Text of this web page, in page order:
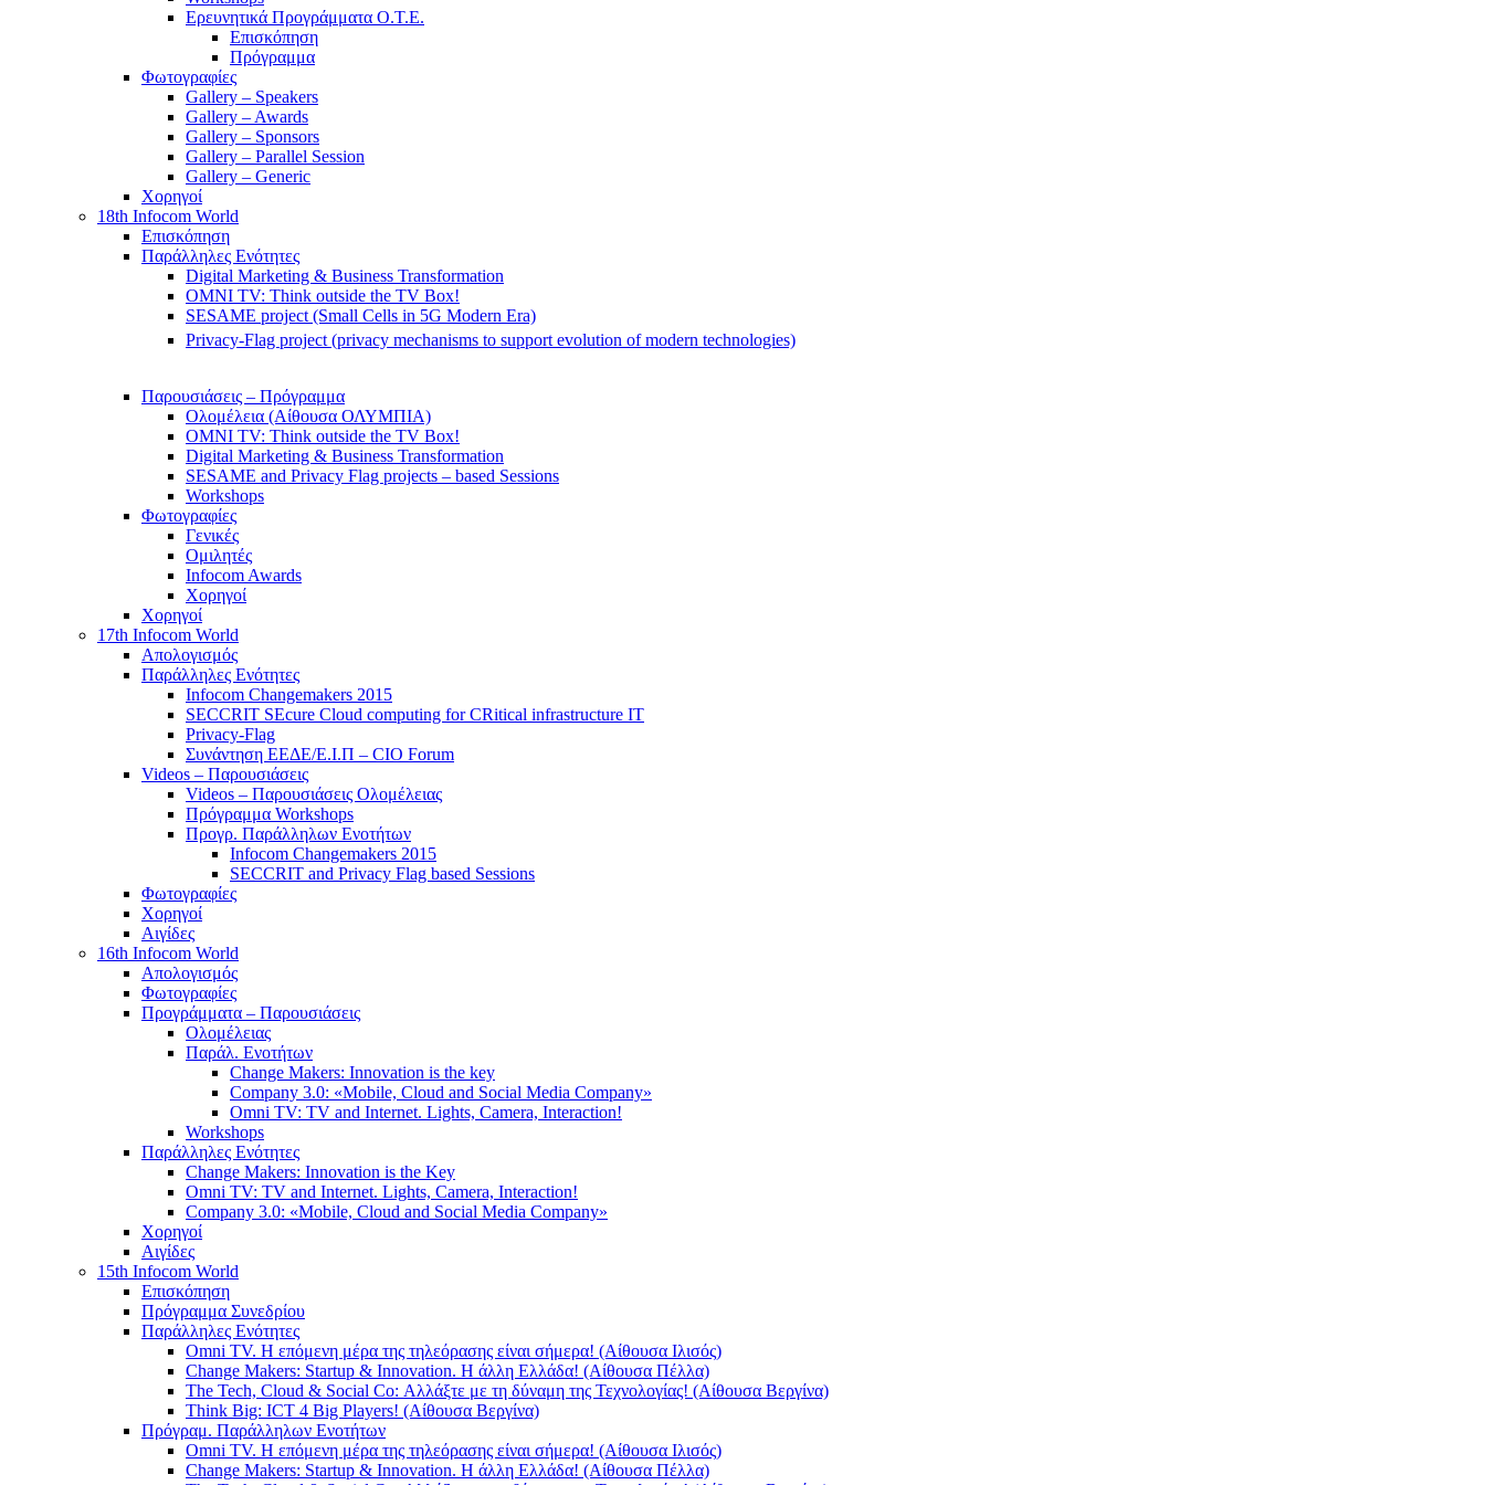
Ερευνητικά Προγράμματα Ο.Τ.Ε.
Επισκόπηση
Πρόγραμμα
Φωτογραφίες
Gallery – Speakers
Gallery – Awards
Gallery – Sponsors
Gallery – Parallel Session
Gallery – Generic
Χορηγοί
18th Infocom World
Επισκόπηση
Παράλληλες Ενότητες
Digital Marketing & Business Transformation
OMNI TV: Think outside the TV Box!
SESAME project (Small Cells in 5G Modern Era)
Privacy-Flag project (privacy mechanisms to support evolution of modern technologies)
Παρουσιάσεις – Πρόγραμμα
Ολομέλεια (Αίθουσα ΟΛΥΜΠΙΑ)
OMNI TV: Think outside the TV Box!
Digital Marketing & Business Transformation
SESAME and Privacy Flag projects – based Sessions
Workshops
Φωτογραφίες
Γενικές
Ομιλητές
Infocom Awards
Χορηγοί
Χορηγοί
17th Infocom World
Απολογισμός
Παράλληλες Ενότητες
Infocom Changemakers 2015
SECCRIT SEcure Cloud computing for CRitical infrastructure IT
Privacy-Flag
Συνάντηση ΕΕΔΕ/Ε.Ι.Π – CIO Forum
Videos – Παρουσιάσεις
Videos – Παρουσιάσεις Ολομέλειας
Πρόγραμμα Workshops
Προγρ. Παράλληλων Ενοτήτων
Infocom Changemakers 2015
SECCRIT and Privacy Flag based Sessions
Φωτογραφίες
Χορηγοί
Αιγίδες
16th Infocom World
Απολογισμός
Φωτογραφίες
Προγράμματα – Παρουσιάσεις
Ολομέλειας
Παράλ. Ενοτήτων
Change Makers: Innovation is the key
Company 3.0: «Mobile, Cloud and Social Media Company»
Omni TV: TV and Internet. Lights, Camera, Interaction!
Workshops
Παράλληλες Ενότητες
Change Makers: Innovation is the Key
Omni TV: TV and Internet. Lights, Camera, Interaction!
Company 3.0: «Mobile, Cloud and Social Media Company»
Χορηγοί
Αιγίδες
15th Infocom World
Επισκόπηση
Πρόγραμμα Συνεδρίου
Παράλληλες Ενότητες
Omni TV. Η επόμενη μέρα της τηλεόρασης είναι σήμερα! (Αίθουσα Ιλισός)
Change Makers: Startup & Innovation. Η άλλη Ελλάδα! (Αίθουσα Πέλλα)
The Tech, Cloud & Social Co: Αλλάξτε με τη δύναμη της Τεχνολογίας! (Αίθουσα Βεργίνα)
Think Big: ICT 4 Big Players! (Αίθουσα Βεργίνα)
Πρόγραμ. Παράλληλων Ενοτήτων
Omni TV. Η επόμενη μέρα της τηλεόρασης είναι σήμερα! (Αίθουσα Ιλισός)
Change Makers: Startup & Innovation. Η άλλη Ελλάδα! (Αίθουσα Πέλλα)